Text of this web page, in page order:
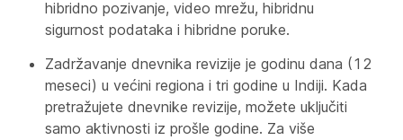
hibridno pozivanje, video mrežu, hibridnu
sigurnost podataka i hibridne poruke.
Zadržavanje dnevnika revizije je godinu dana (12
meseci) u većini regiona i tri godine u Indiji. Kada
pretražujete dnevnike revizije, možete uključiti
samo aktivnosti iz prošle godine. Za više